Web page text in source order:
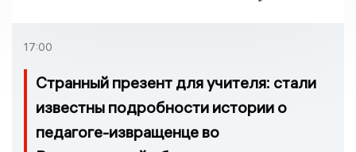
17:00
Странный презент для учителя: стали
известны подробности истории о
педагоге-извращенце во